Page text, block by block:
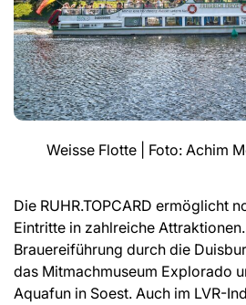
Weisse Flotte | Foto: Achim
Die RUHR.TOPCARD ermöglicht
Eintritte in zahlreiche
Brauereiführung durch die
das Mitmachmuseum Explorado
Aquafun in Soest. Auch im LVR-